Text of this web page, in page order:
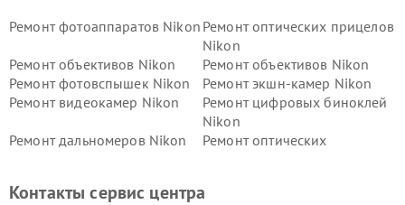
Ремонт фотоаппаратов Nikon Ремонт оптических прицелов
Nikon
Ремонт объективов Nikon
Ремонт объективов Nikon
Ремонт фотовспышек Nikon
Ремонт экшн-камер Nikon
Ремонт видеокамер Nikon
Ремонт цифровых биноклей
Nikon
Ремонт дальномеров Nikon
Ремонт оптических
Контакты сервис центра